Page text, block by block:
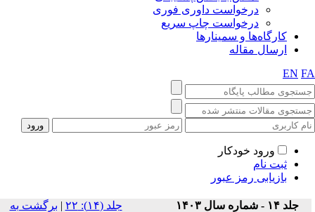
درخواست داوری فوری
درخواست چاپ سریع
کارگاه‌ها و سمینارها
ارسال مقاله
EN
ورود خودکار
ثبت نام
بازیابی رمز عبور
جلد ۱۴ - شماره سال ۱۴۰۳ ‫جلد (۱۴): ۲۲ | برگشت به